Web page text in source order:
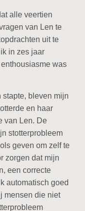
alle veertien
van Len te
uit te
in zes jaar
was
stapte, bleven mijn
en haar
van Len. De
stotterprobleem
geven om zelf te
zorgen dat mijn
een correcte
automatisch goed
mensen die niet